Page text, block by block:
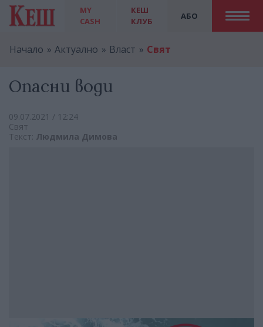
MY
CASH
АБО
КЕШ
КЛУБ
Начало Актуално Власт Свят
Опасни води
09.07.2021 / 12:24
Свят
Текст: Людмила Димова